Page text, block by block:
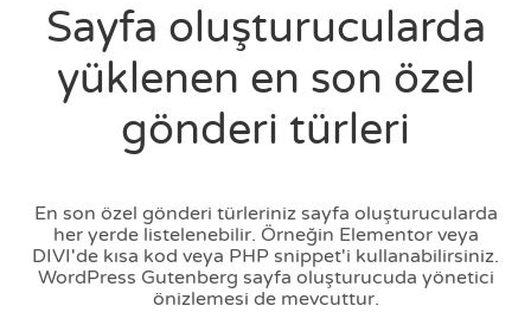
Sayfa oluşturucularda
yüklenen en son özel
gönderi türleri
En son özel gönderi türleriniz sayfa oluşturucularda
her yerde listelenebilir. Örneğin Elementor veya
DIVI'de kısa kod veya PHP snippet'i kullanabilirsiniz.
WordPress Gutenberg sayfa oluşturucuda yönetici
önizlemesi de mevcuttur.